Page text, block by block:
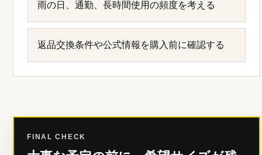
雨の日、通勤、長時間使用の頻度を考える
返品交換条件や公式情報を購入前に確認する
FINAL CHECK